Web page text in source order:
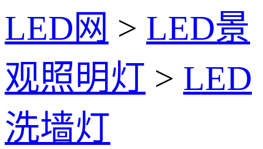
LED网 > LED景
观照明灯 > LED
洗墙灯